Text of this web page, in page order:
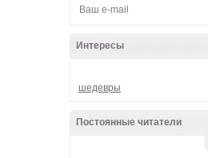
Интересы
шедевры
Постоянные читатели